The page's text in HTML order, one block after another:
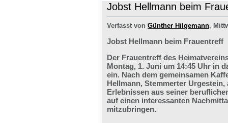
Jobst Hellmann beim
Verfasst von Günther Hilgemann,
Jobst Hellmann beim Frauentreff
Der Frauentreff des
Montag, 1. Juni um 14:45 Uhr in
ein. Nach dem gemeinsamen
Hellmann, Stemmerter
Erlebnissen aus seiner
auf einen interessanten
mitzubringen.